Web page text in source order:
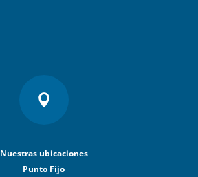

Nuestras ubicaciones
Punto Fijo